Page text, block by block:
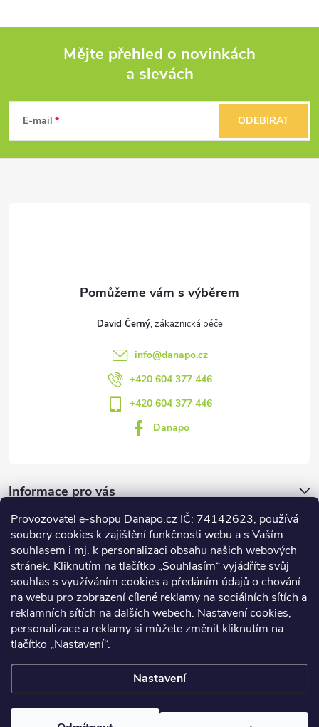
Provozovatel e-shopu Danapo.cz IČ: 74142623, používá
soubory cookies k zajištění funkčnosti webu a s Vaším
souhlasem i mj. k personalizaci obsahu našich webových
stránek. Kliknutím na tlačítko „Souhlasím“ vyjádříte svůj
souhlas s využíváním cookies a předáním údajů o chování
na webu pro zobrazení cílené reklamy na sociálních sítích a
reklamních sítích na dalších webech. Nastavení cookies,
personalizace a reklamy si můžete změnit kliknutím na
tlačítko „Nastavení“.
Nastavení
p
Mějte přehled o novinkách
a slevách
E-mail ODEBÍRAT
David Černý
info@danapo.cz
+420 604 377 446
+420 604 377 446
Danapo
Informace pro vás
Dotazník
Co upřednosťnujete?
Počet hlasů:437
Facebook
Upravit nastavení cookies